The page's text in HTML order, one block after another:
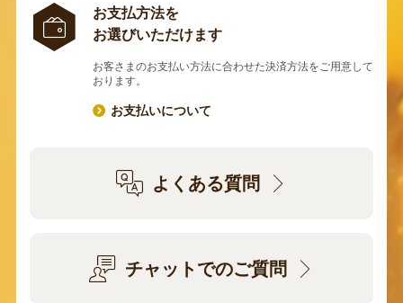
お支払方法を
お選びいただけます
お客さまのお支払い方法に合わせた決済方法をご用意して
おります。
お支払いについて
よくある質問
チャットでのご質問